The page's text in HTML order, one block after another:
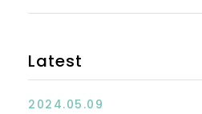
Latest
2024.05.09